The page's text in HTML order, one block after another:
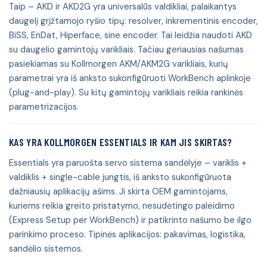
Taip – AKD ir AKD2G yra universalūs valdikliai, palaikantys
daugelį grįžtamojo ryšio tipų: resolver, inkrementinis encoder,
BiSS, EnDat, Hiperface, sine encoder. Tai leidžia naudoti AKD
su daugelio gamintojų varikliais. Tačiau geriausias našumas
pasiekiamas su Kollmorgen AKM/AKM2G varikliais, kurių
parametrai yra iš anksto sukonfigūruoti WorkBench aplinkoje
(plug-and-play). Su kitų gamintojų varikliais reikia rankinės
parametrizacijos.
KAS YRA KOLLMORGEN ESSENTIALS IR KAM JIS SKIRTAS?
Essentials yra paruošta servo sistema sandėlyje – variklis +
valdiklis + single-cable jungtis, iš anksto sukonfigūruota
dažniausių aplikacijų ašims. Ji skirta OEM gamintojams,
kuriems reikia greito pristatymo, nesudėtingo paleidimo
(Express Setup per WorkBench) ir patikrinto našumo be ilgo
parinkimo proceso. Tipinės aplikacijos: pakavimas, logistika,
sandėlio sistemos.